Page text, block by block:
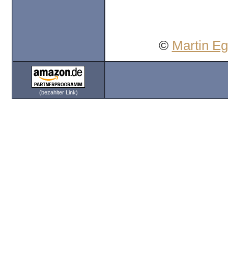
© Martin
(bezahlter Link)